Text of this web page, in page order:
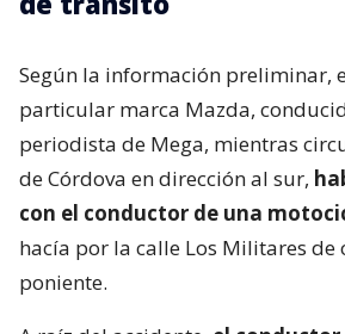
Según la información preliminar,
particular marca Mazda,
periodista de Mega, mientras
de Córdova en dirección al sur,
con el conductor de una
hacía por la calle Los Militares de
poniente.